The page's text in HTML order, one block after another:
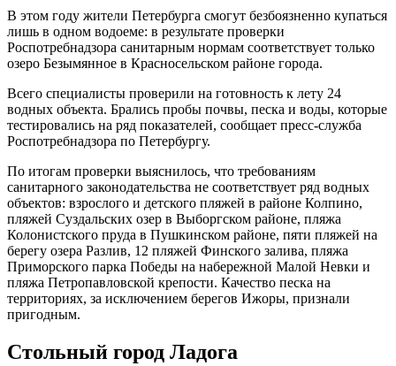
В этом году жители Петербурга смогут безбоязненно купаться
лишь в одном водоеме: в результате проверки
Роспотребнадзора санитарным нормам соответствует только
озеро Безымянное в Красносельском районе города.
Всего специалисты проверили на готовность к лету 24
водных объекта. Брались пробы почвы, песка и воды, которые
тестировались на ряд показателей, сообщает пресс-служба
Роспотребнадзора по Петербургу.
По итогам проверки выяснилось, что требованиям
санитарного законодательства не соответствует ряд водных
объектов: взрослого и детского пляжей в районе Колпино,
пляжей Суздальских озер в Выборгском районе, пляжа
Колонистского пруда в Пушкинском районе, пяти пляжей на
берегу озера Разлив, 12 пляжей Финского залива, пляжа
Приморского парка Победы на набережной Малой Невки и
пляжа Петропавловской крепости. Качество песка на
территориях, за исключением берегов Ижоры, признали
пригодным.
Стольный город Ладога